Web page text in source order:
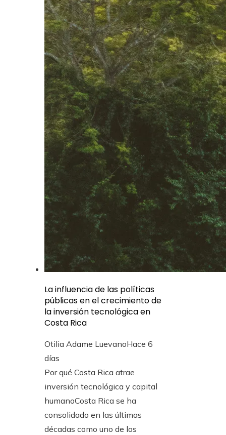
La influencia de las políticas
públicas en el crecimiento de
la inversión tecnológica en
Costa Rica
Otilia Adame LuevanoHace 6
días
Por qué Costa Rica atrae
inversión tecnológica y capital
humanoCosta Rica se ha
consolidado en las últimas
décadas como uno de los